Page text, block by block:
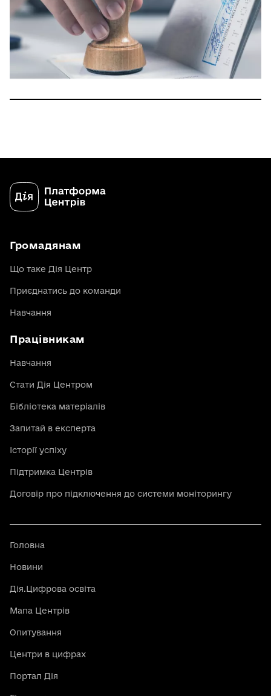
Громадянам
Що таке Дія Центр
Приєднатись до команди
Навчання
Працівникам
Навчання
Стати Дія Центром
Бібліотека матеріалів
Запитай в експерта
Історії успіху
Підтримка Центрів
Договір про підключення до системи моніторингу
Головна
Новини
Дія.Цифрова освіта
Мапа Центрів
Опитування
Центри в цифрах
Портал Дія